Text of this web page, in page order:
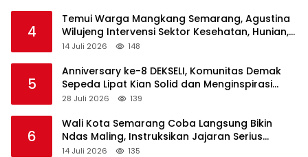
4
Temui Warga Mangkang Semarang, Agustina
Wilujeng Intervensi Sektor Kesehatan, Hunian,
hingga Pengairan
14 Juli 2026 148
5
Anniversary ke-8 DEKSELI, Komunitas Demak
Sepeda Lipat Kian Solid dan Menginspirasi
Gaya Hidup Sehat
28 Juli 2026 139
6
Wali Kota Semarang Coba Langsung Bikin
Ndas Maling, Instruksikan Jajaran Serius
Usulkan Jadi Warisan Budaya Tak Benda
14 Juli 2026 135